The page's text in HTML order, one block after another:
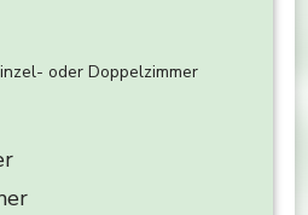
oder Doppelzimmer